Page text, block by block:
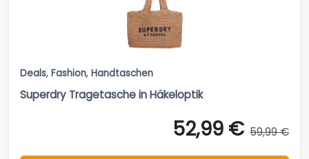
Deals, Fashion, Handtaschen
Superdry Tragetasche in Häkeloptik
52,99 € 59,99 €